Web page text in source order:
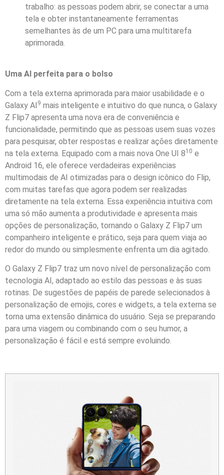
trabalho: as pessoas podem abrir, se conectar a uma
tela e obter instantaneamente ferramentas
semelhantes às de um PC para uma multitarefa
aprimorada.
Uma AI perfeita para o bolso
Com a tela externa aprimorada para maior usabilidade e o
Galaxy AI 9 mais inteligente e intuitivo do que nunca, o Galaxy
Z Flip7 apresenta uma nova era de conveniência e
funcionalidade, permitindo que as pessoas usem suas vozes
para pesquisar, obter respostas e realizar ações diretamente
na tela externa. Equipado com a mais nova One UI 810 e
Android 16, ele oferece verdadeiras experiências
multimodais de AI otimizadas para o design icônico do Flip,
com muitas tarefas que agora podem ser realizadas
diretamente na tela externa. Essa experiência intuitiva com
uma só mão aumenta a produtividade e apresenta mais
opções de personalização, tornando o Galaxy Z Flip7 um
companheiro inteligente e prático, seja para quem viaja ao
redor do mundo ou simplesmente enfrenta um dia agitado.
O Galaxy Z Flip7 traz um novo nível de personalização com
tecnologia AI, adaptado ao estilo das pessoas e às suas
rotinas. De sugestões de papéis de parede selecionados à
personalização de emojis, cores e widgets, a tela externa se
torna uma extensão dinâmica do usuário. Seja se preparando
para uma viagem ou combinando com o seu humor, a
personalização é fácil e está sempre evoluindo.